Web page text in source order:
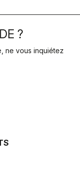
?
ne vous inquiétez